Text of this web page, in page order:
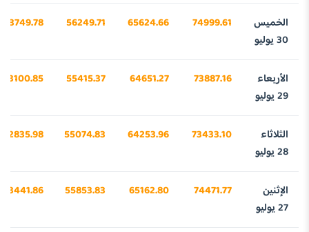
الخميس
30 يوليو
74999.61
65624.66
56249.71
43749.78
الأربعاء
29 يوليو
73887.16
64651.27
55415.37
43100.85
الثلاثاء
28 يوليو
73433.10
64253.96
55074.83
42835.98
الإثنين
27 يوليو
74471.77
65162.80
55853.83
43441.86